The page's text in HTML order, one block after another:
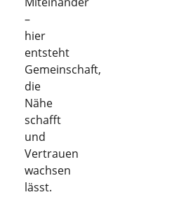
–
hier
entsteht
Gemeinschaft,
die
Nähe
schafft
und
Vertrauen
wachsen
lässt.